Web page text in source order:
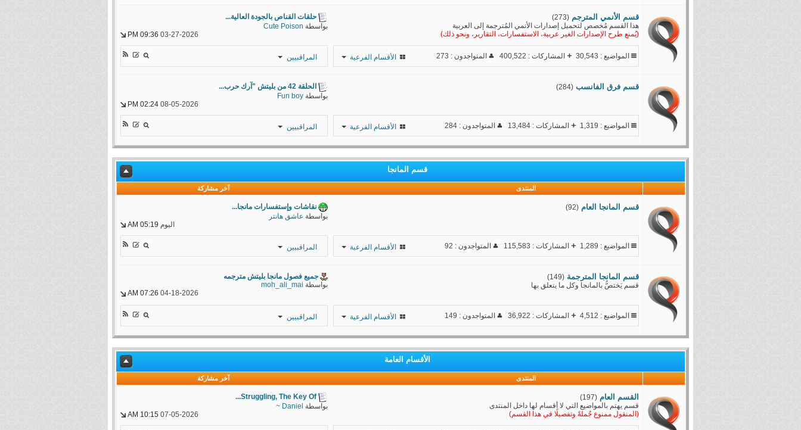
قسم الأنمي المترجم (273)
هذا القسم مُخصص لتحميل إصدارات الأنمي المُترجمة إلى العربية
(يُمنع طرح الإصدارات الغير عربية، الاستفسارات، التقارير، ونحو ذلك)
المواضيع : 30,543 المشاركات : 400,522 المتواجدون : 273 الأقسام الفرعية
حلقات القناص بالجودة العالية...
بواسطة Cute Poison
03-27-2026
09:36 PM
المراقبيين
Enzo
hmadh21
madao900
dr-House
C a r l o s
قسم فرق الفانسب (284)
المواضيع : 1,319 المشاركات : 13,484 المتواجدون : 284 الأقسام الفرعية
الحلقة 42 من بليتش "آرك حرب...
بواسطة Fun boy
08-05-2026
02:24 PM
المراقبيين
YasseR-
sensei
قسم المانجا
المنتدى آخر مشاركة
قسم المانجا العام (92)
المواضيع : 1,289 المشاركات : 115,583 المتواجدون : 92 الأقسام الفرعية
نقاشات وإستفسارات مانجا...
بواسطة عاشق هانتر
اليوم 05:19 AM
المراقبيين
قسم المانجا المترجمة (149)
قسم يَختصُّ بالمانجا وكل ما يتعلق بها
المواضيع : 4,512 المشاركات : 36,922 المتواجدون : 149 الأقسام الفرعية
جميع فصول مانجا بليتش مترجمه
بواسطة moh_ali_mai
04-18-2026
07:26 AM
المراقبيين
YasseR-
sensei
3MROO96
الأقسام العامة
المنتدى آخر مشاركة
القسم العام (197)
قسم يهتم بالمواضيع التي لا أقسام لها داخل المنتدى
(المنقول ممنوع جُملةً وتفصيلًا في هذا القسم)
Struggling, The Key Of...
بواسطة Daniel ~
07-05-2026
10:15 AM